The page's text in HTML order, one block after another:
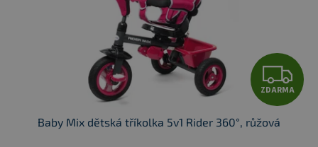
Z
D
ZDARMA
Baby Mix dětská tříkolka 5v1 Rider 360°, růžová